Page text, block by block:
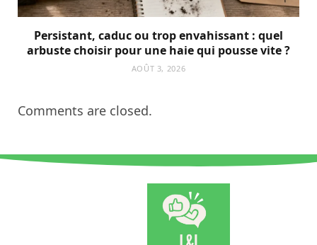
Persistant, caduc ou trop envahissant : quel
arbuste choisir pour une haie qui pousse vite ?
AOÛT 3, 2026
Comments are closed.